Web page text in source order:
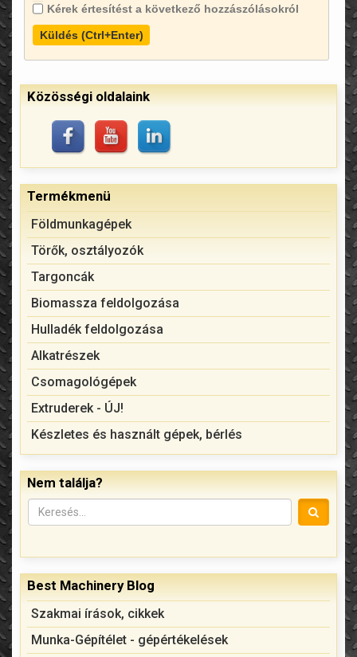
Kérek értesítést a következő hozzászólásokról
Küldés (Ctrl+Enter)
Közösségi oldalaink
Termékmenü
Földmunkagépek
Törők, osztályozók
Targoncák
Biomassza feldolgozása
Hulladék feldolgozása
Alkatrészek
Csomagológépek
Extruderek - ÚJ!
Készletes és használt gépek, bérlés
Nem találja?
Best Machinery Blog
Szakmai írások, cikkek
Munka-Gépítélet - gépértékelések